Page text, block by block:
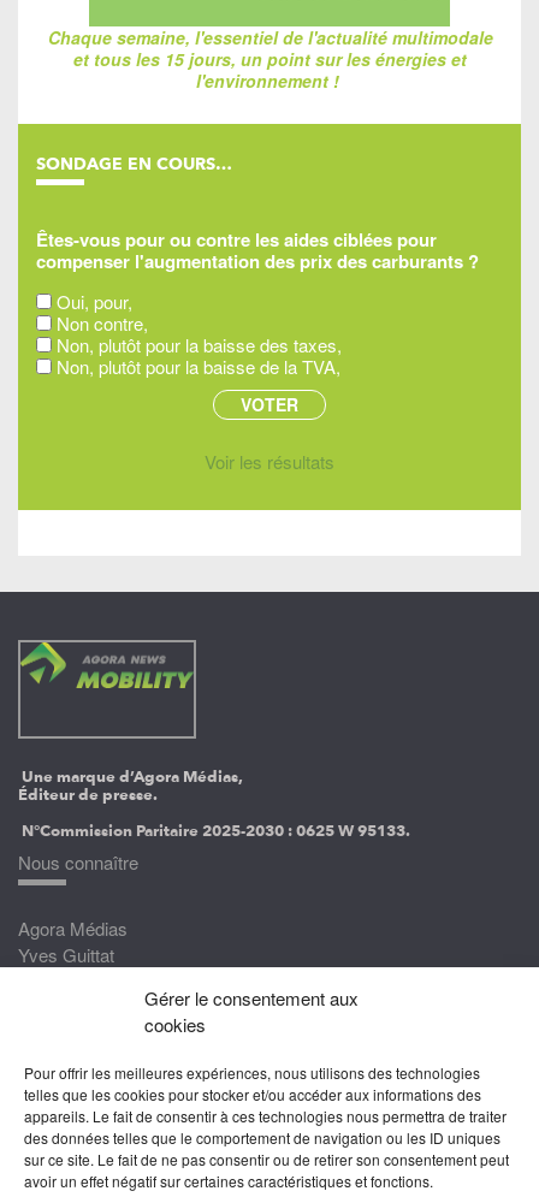
Gérer le consentement aux
cookies
Pour offrir les meilleures expériences, nous utilisons des technologies
telles que les cookies pour stocker et/ou accéder aux informations des
appareils. Le fait de consentir à ces technologies nous permettra de traiter
des données telles que le comportement de navigation ou les ID uniques
sur ce site. Le fait de ne pas consentir ou de retirer son consentement peut
avoir un effet négatif sur certaines caractéristiques et fonctions.
Chaque semaine, l'essentiel de l'actualité multimodale
et tous les 15 jours, un point sur les énergies et
l'environnement !
SONDAGE EN COURS…
Êtes-vous pour ou contre les aides ciblées pour
compenser l'augmentation des prix des carburants ?
Oui, pour,
Non contre,
Non, plutôt pour la baisse des taxes,
Non, plutôt pour la baisse de la TVA,
Voir les résultats
Une marque d’Agora Médias,
Éditeur de presse.
N°Commission Paritaire 2025-2030 :0625 W 95133.
Nous connaître
Agora Médias
Yves Guittat
Devenez correspondant
Rejoignez nos experts
Devenez Partenaire
Nous suivre